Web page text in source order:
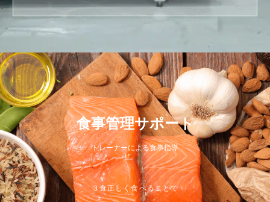
食事管理サポート
トレーナーによる食事指導
３食正しく食べることで